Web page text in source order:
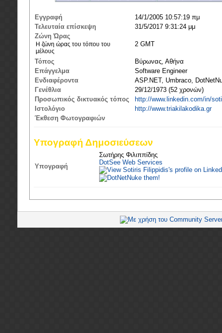
Εγγραφή
14/1/2005 10:57:19 πμ
Τελευταία επίσκεψη
31/5/2017 9:31:24 μμ
Ζώνη Ώρας
Η ζώνη ώρας του τόπου του
μέλους
2 GMT
Τόπος
Βύρωνας, Αθήνα
Επάγγελμα
Software Engineer
Ενδιαφέροντα
ASP.NET, Umbraco,
Γενέθλια
29/12/1973 (52 χρονών)
Προσωπικός δικτυακός τόπος
http://www.linkedin.com/in/
Ιστολόγιο
http://www.triakilakodika.gr
Έκθεση Φωτογραφιών
Υπογραφή Δημοσιεύσεων
Υπογραφή
Σωτήρης Φιλιππίδης
DotSee Web Services